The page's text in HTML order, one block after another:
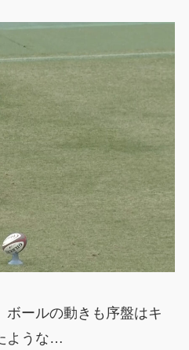
ボールの動きも序盤はキ
ような…